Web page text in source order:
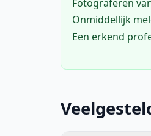
Fotograferen
Onmiddellijk
Een erkend